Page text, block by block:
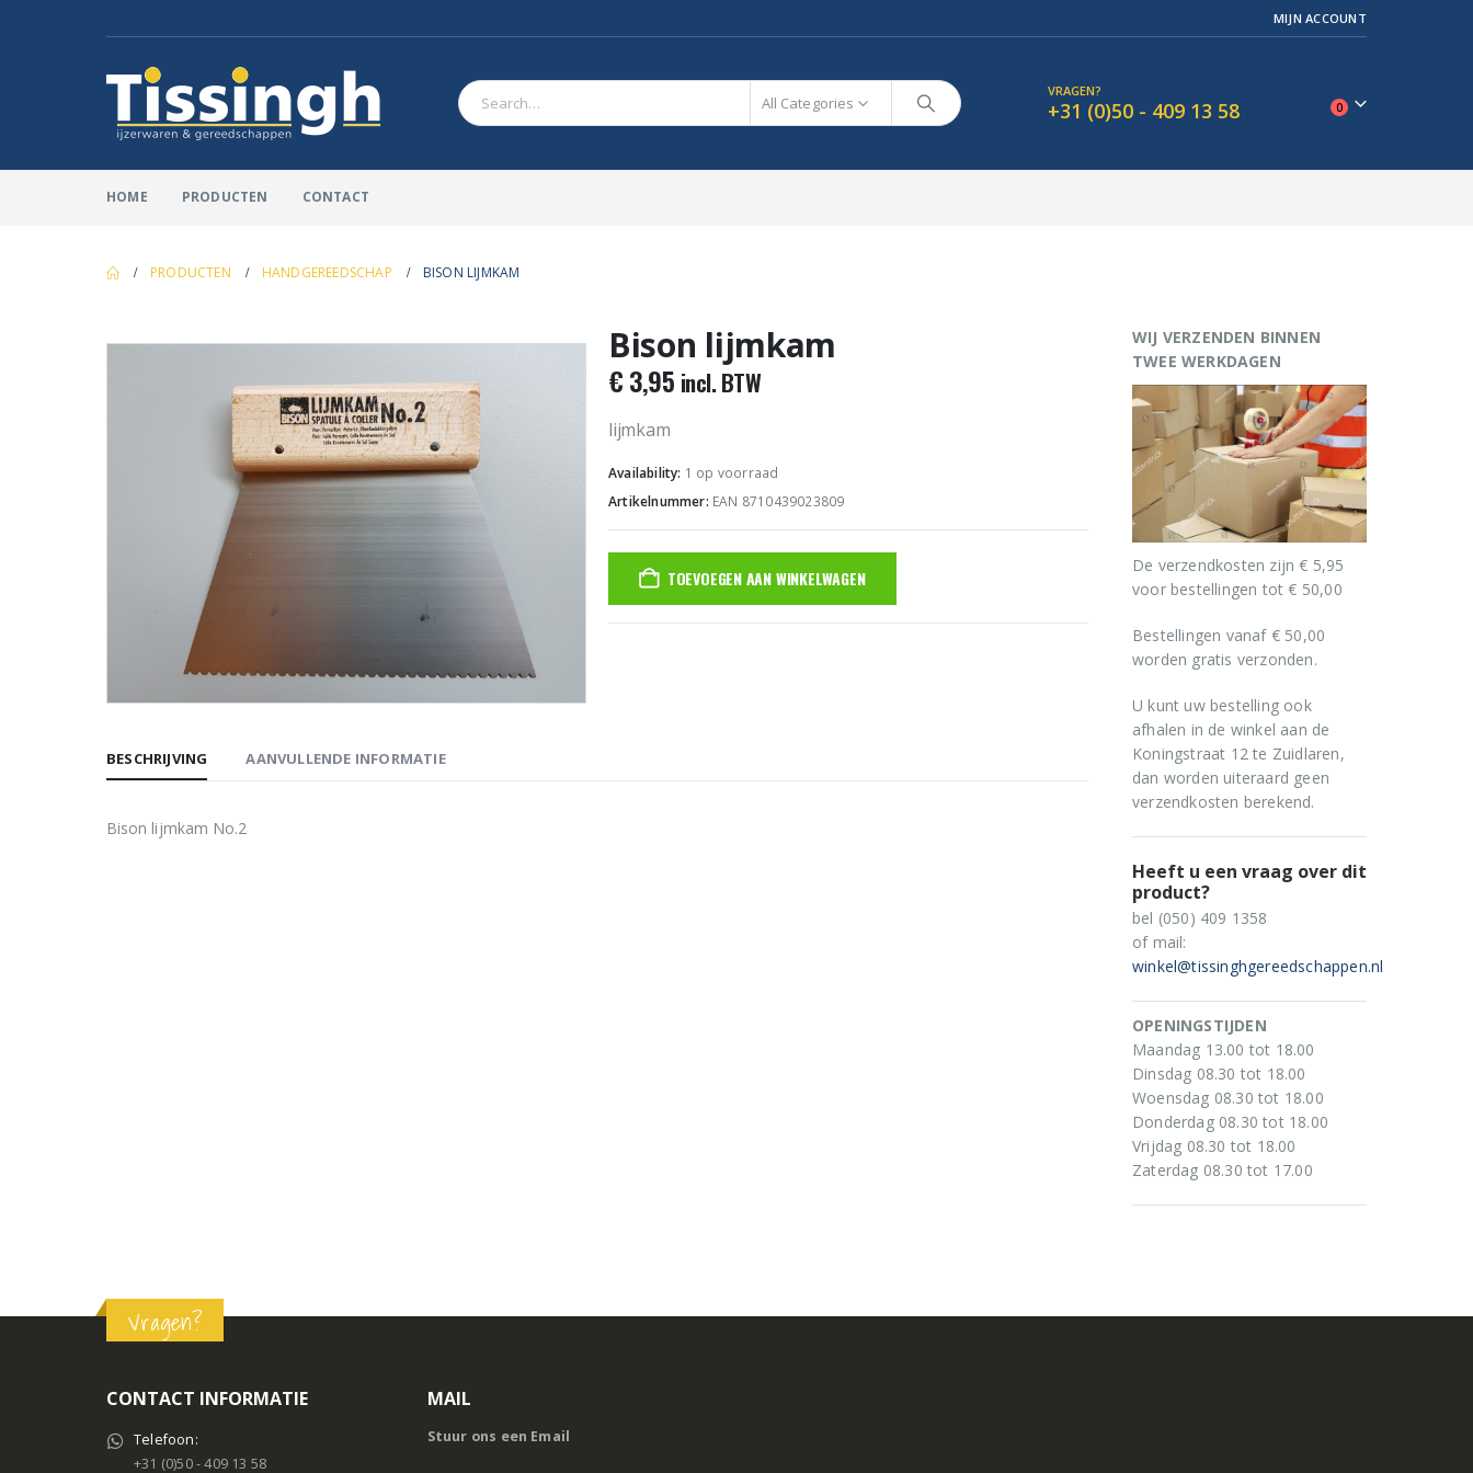
MIJN ACCOUNT
All Categories
VRAGEN?
+31 (0)50 - 409 13 58 0
HOME PRODUCTEN CONTACT
PRODUCTEN HANDGEREEDSCHAP BISON LIJMKAM
Bison lijmkam
€3,95 incl. BTW
lijmkam
Availability: 1 op voorraad
Artikelnummer: EAN 8710439023809
TOEVOEGEN AAN WINKELWAGEN
BESCHRIJVING AANVULLENDE INFORMATIE
Bison lijmkam No.2
WIJ VERZENDEN BINNEN
TWEE WERKDAGEN
De verzendkosten zijn € 5,95
voor bestellingen tot € 50,00
Bestellingen vanaf € 50,00
worden gratis verzonden.
U kunt uw bestelling ook
afhalen in de winkel aan de
Koningstraat 12 te Zuidlaren,
dan worden uiteraard geen
verzendkosten berekend.
Heeft u een vraag over dit
product?
bel (050) 409 1358
of mail:
winkel@tissinghgereedschappen.nl
OPENINGSTIJDEN
Maandag 13.00 tot 18.00
Dinsdag 08.30 tot 18.00
Woensdag 08.30 tot 18.00
Donderdag 08.30 tot 18.00
Vrijdag 08.30 tot 18.00
Zaterdag 08.30 tot 17.00
Vragen?
CONTACT INFORMATIE
Telefoon:
+31 (0)50 - 409 13 58
MAIL
Stuur ons een Email